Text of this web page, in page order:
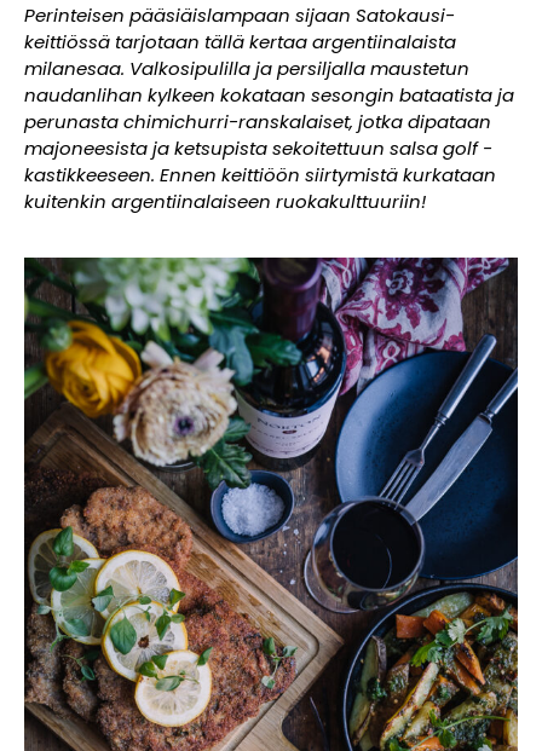
Perinteisen pääsiäislampaan sijaan Satokausi-
keittiössä tarjotaan tällä kertaa argentiinalaista
milanesaa. Valkosipulilla ja persiljalla maustetun
naudanlihan kylkeen kokataan sesongin bataatista ja
perunasta chimichurri-ranskalaiset, jotka dipataan
majoneesista ja ketsupista sekoitettuun salsa golf -
kastikkeeseen. Ennen keittiöön siirtymistä kurkataan
kuitenkin argentiinalaiseen ruokakulttuuriin!